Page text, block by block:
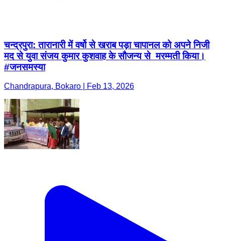
चन्द्रपुरा: तारानारी में वर्षो से खराब पड़ा चापानल को अपने निजी
मद से युवा संजय कुमार कुशवाह के सौजन्य से मरम्मती किया।
#जनसमस्या
Chandrapura, Bokaro | Feb 13, 2026